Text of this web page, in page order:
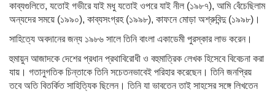
কাব্যগুলিতে, যতোই গভীরে যাই মধু যতোই ওপরে যাই নীল (১৯৮৭), আমি বেঁচেছিলাম
অন্যদের সময়ে (১৯৯০), কাব্যসংগ্রহ (১৯৯৮), কাফনে মোড়া অশ্রুবিন্দু (১৯৯৮)।
সাহিত্যে অবদানের জন্য ১৯৮৬ সালে তিনি বাংলা একাডেমী পুরস্কার লাভ করেন।
হুমায়ুন আজাদকে দেশের প্রধান প্রথাবিরোধী ও বহুমাত্রিক লেখক হিসেবে বিবেচনা করা
যায়। গতানুগতিক চিন্তাকে তিনি সচেতনভাবেই পরিহার করেছেন। তিনি জনপ্রিয়
তবে অতি বিতর্কিত সাহিত্যিক ছিলেন। তিনি যা ভাবতেন তাই সাহসের সঙ্গে লিখতেন